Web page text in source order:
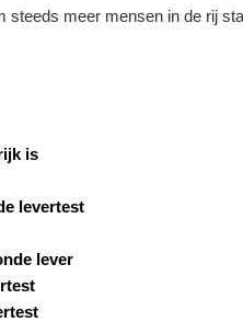
steeds meer mensen in de rij
is
levertest
lever